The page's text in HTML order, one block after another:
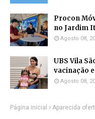
Procon
no Jardim
Agosto 08,
UBS Vila
vacinação
Agosto 08,
Página inicial Aparecida